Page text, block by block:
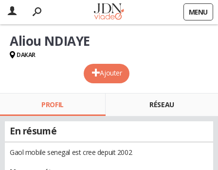
MENU
Ajouter
Aliou NDIAYE
DAKAR
PROFIL RÉSEAU
En résumé
Gaol mobile senegal est cree depuit 2002